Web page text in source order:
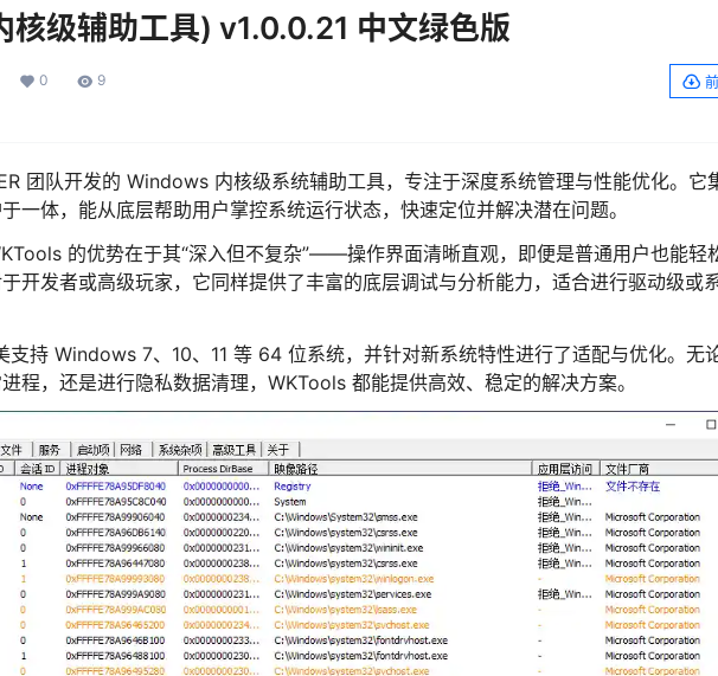
级辅助工具) v1.0.0.21 中文绿色版
0 9
团队开发的 Windows 内核级系统辅助工具，专注于深度系统管理与性能优化。它
一体，能从底层帮助用户掌控系统运行状态，快速定位并解决潜在问题。
的优势在于其“深入但不复杂”——操作界面清晰直观，即便是普通用户也能轻
开发者或高级玩家，它同样提供了丰富的底层调试与分析能力，适合进行驱动级或
支持 Windows 7、10、11 等 64 位系统，并针对新系统特性进行了适配与优化。无
程，还是进行隐私数据清理，WKTools 都能提供高效、稳定的解决方案。